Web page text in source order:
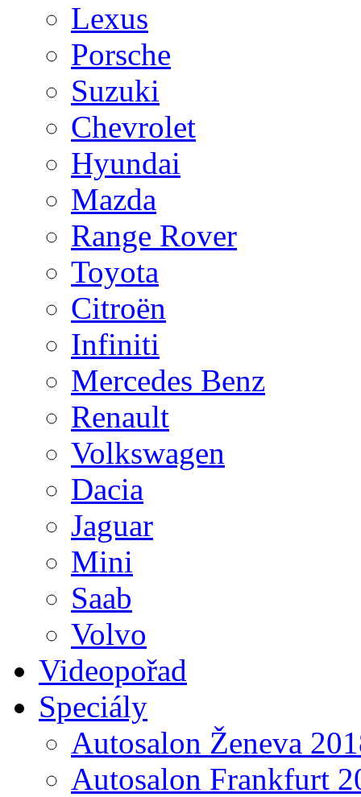
Lexus
Porsche
Suzuki
Chevrolet
Hyundai
Mazda
Range Rover
Toyota
Citroën
Infiniti
Mercedes Benz
Renault
Volkswagen
Dacia
Jaguar
Mini
Saab
Volvo
Videopořad
Speciály
Autosalon Ženeva
Autosalon Frankfurt